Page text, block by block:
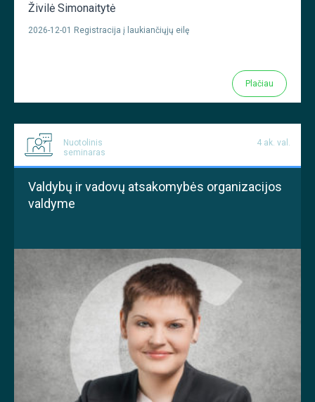
Živilė Simonaitytė
2026-12-01 Registracija į laukiančiųjų eilę
Plačiau
Nuotolinis
seminaras
4 ak. val.
Valdybų ir vadovų atsakomybės organizacijos
valdyme